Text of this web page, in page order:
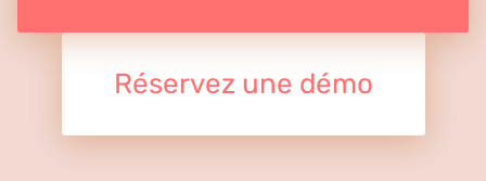
Réservez une démo